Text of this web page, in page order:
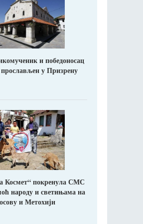
и победоносац
прослављен у Призрену
Космет“ покренула СМС
народу и светињама на
и Метохији